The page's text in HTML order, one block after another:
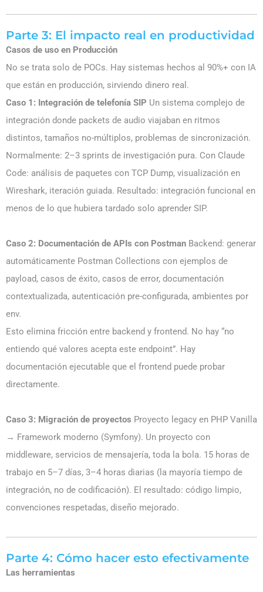
Parte 3: El impacto real en productividad
Casos de uso en Producción
No se trata solo de POCs. Hay sistemas hechos al 90%+ con IA
que están en producción, sirviendo dinero real.
Caso 1: Integración de telefonía SIP Un sistema complejo de
integración donde packets de audio viajaban en ritmos
distintos, tamaños no-múltiplos, problemas de sincronización.
Normalmente: 2–3 sprints de investigación pura. Con Claude
Code: análisis de paquetes con TCP Dump, visualización en
Wireshark, iteración guiada. Resultado: integración funcional en
menos de lo que hubiera tardado solo aprender SIP.
Caso 2: Documentación de APIs con Postman Backend: generar
automáticamente Postman Collections con ejemplos de
payload, casos de éxito, casos de error, documentación
contextualizada, autenticación pre-configurada, ambientes por
env.
Esto elimina fricción entre backend y frontend. No hay “no
entiendo qué valores acepta este endpoint”. Hay
documentación ejecutable que el frontend puede probar
directamente.
Caso 3: Migración de proyectos Proyecto legacy en PHP Vanilla
→ Framework moderno (Symfony). Un proyecto con
middleware, servicios de mensajería, toda la bola. 15 horas de
trabajo en 5–7 días, 3–4 horas diarias (la mayoría tiempo de
integración, no de codificación). El resultado: código limpio,
convenciones respetadas, diseño mejorado.
Parte 4: Cómo hacer esto efectivamente
Las herramientas